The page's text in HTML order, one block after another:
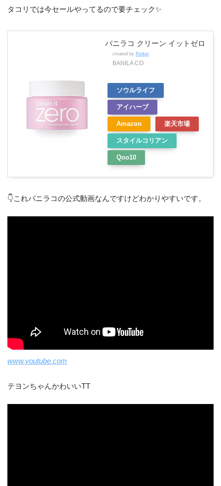
タコリでは今セールやってるので要チェック✨
バニラコ クリーン イットゼロ
created by Rinker
BANILA CO
ソウルライフ
アイハーブ
Amazon 楽天市場
スタイルコリアン
Qoo10
👇これバニラコの公式動画なんですけどわかりやすいです。
www.youtube.com
テヨンちゃんかわいいTT